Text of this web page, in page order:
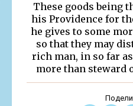
These goods being
his Providence for
he gives to some
so that they may
rich man, in so far
more than steward